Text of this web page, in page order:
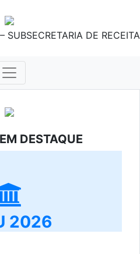
SUBSECRETARIA DE RECEITA
DESTAQUE
2026